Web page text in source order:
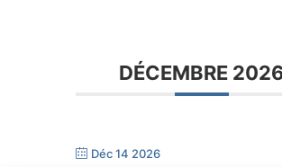
DÉCEMBRE
Déc 14 2026